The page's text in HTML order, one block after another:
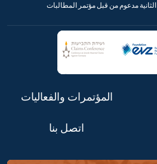
الثانية مدعوم من قبل مؤتمر المطالبات
المؤتمرات والفعاليات
اتصل بنا